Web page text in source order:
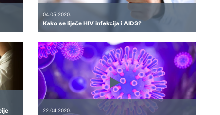
04.05.2020.
Kako se liječe HIV infekcija i AIDS?
22.04.2020.